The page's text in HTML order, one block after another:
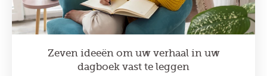
Zeven ideeën om uw verhaal in uw
dagboek vast te leggen